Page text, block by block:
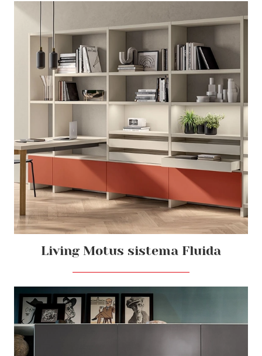
Living Motus sistema Fluida